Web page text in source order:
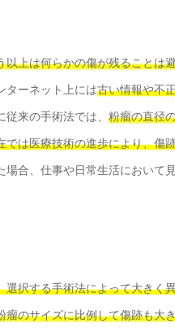
以上は何らかの傷が残ることは
ターネット上には古い情報や不
従来の手術法では、 粉瘤の直径
では医療技術の進歩により、傷
場合、仕事や日常生活において
択する手術法によって大きく
瘤のサイズに比例して傷跡も大